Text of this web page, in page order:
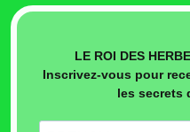
LE ROI DES
Inscrivez-vous pour
les secrets